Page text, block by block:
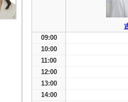
09:00
10:00
11:00
12:00
13:00
14:00